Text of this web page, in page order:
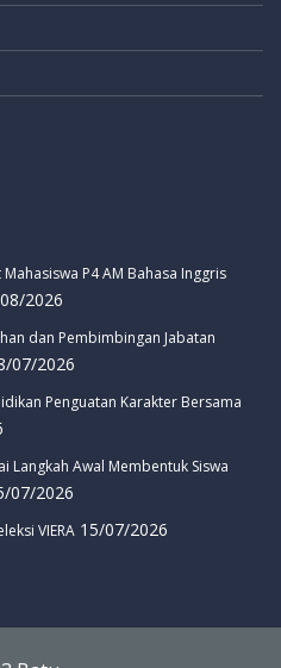
P4 AM Bahasa Inggris
2026
dan Pembimbingan Jabatan
07/2026
Penguatan Karakter Bersama
Langkah Awal Membentuk Siswa
07/2026
VIERA 15/07/2026